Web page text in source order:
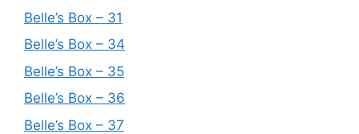
Belle’s Box – 31
Belle’s Box – 34
Belle’s Box – 35
Belle’s Box – 36
Belle’s Box – 37